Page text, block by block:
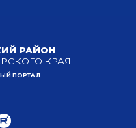
РАЙОН
КРАЯ
ПОРТАЛ